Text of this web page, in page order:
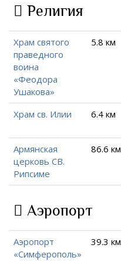
Религия
Храм святого
праведного
воина
«Феодора
Ушакова»
5.8 км
Храм св. Илии 6.4 км
Армянская
церковь СВ.
Рипсиме
86.6 км
Аэропорт
Аэропорт
«Симферополь»
39.3 км